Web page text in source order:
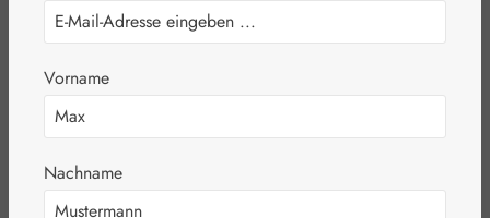
Bildergalerie überspringen
Vorname
Nachname